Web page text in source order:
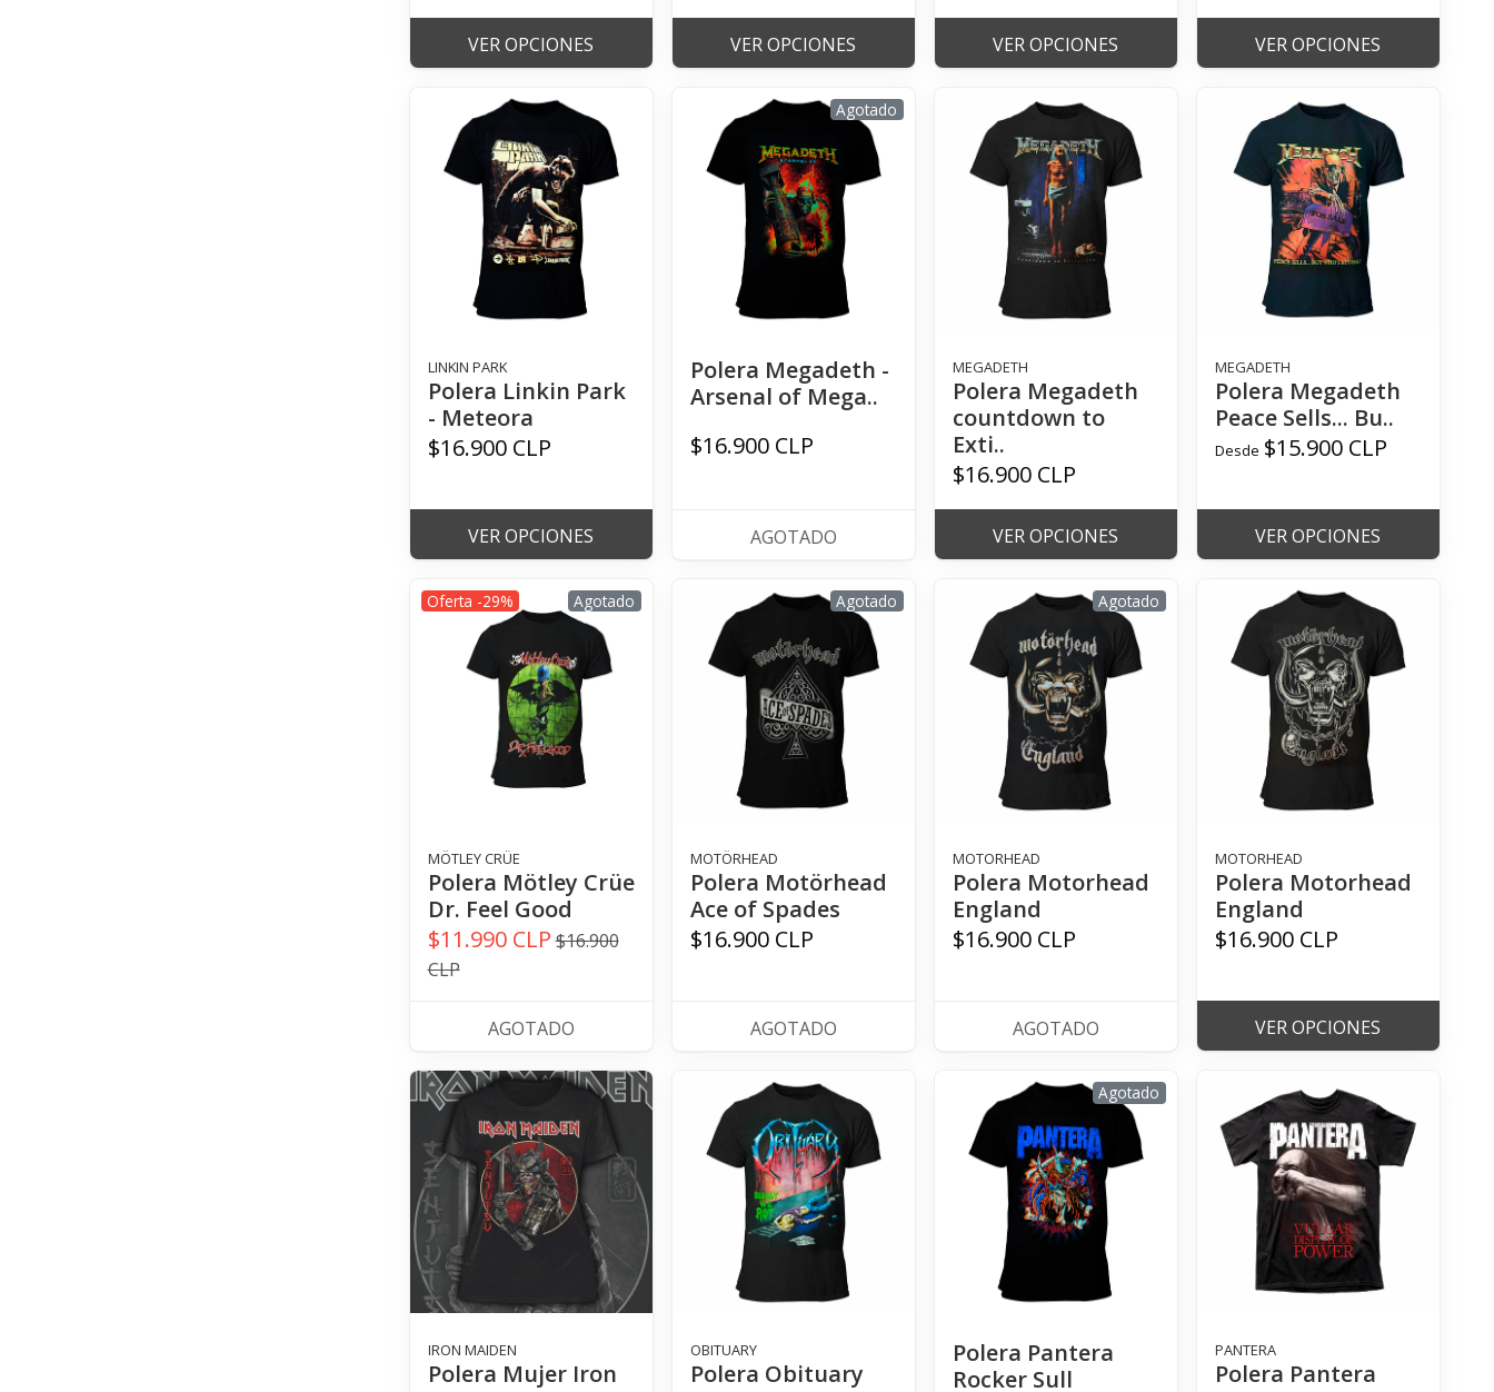
VER OPCIONES VER OPCIONES VER OPCIONES VER OPCIONES
LINKIN PARK
Polera Linkin Park
- Meteora
$16.900 CLP
VER OPCIONES
Agotado
Polera Megadeth -
Arsenal of Mega..
$16.900 CLP
AGOTADO
MEGADETH
Polera Megadeth
countdown to
Exti..
$16.900 CLP
VER OPCIONES
MEGADETH
Polera Megadeth
Peace Sells... Bu..
Desde $15.900 CLP
VER OPCIONES
Oferta -29% Agotado
MÖTLEY CRÜE
Polera Mötley Crüe
Dr. Feel Good
$11.990 CLP $16.900
CLP
AGOTADO
Agotado
MOTÖRHEAD
Polera Motörhead
Ace of Spades
$16.900 CLP
AGOTADO
Agotado
MOTORHEAD
Polera Motorhead
England
$16.900 CLP
AGOTADO
MOTORHEAD
Polera Motorhead
England
$16.900 CLP
VER OPCIONES
IRON MAIDEN
Polera Mujer Iron
OBITUARY
Polera Obituary
Agotado
Polera Pantera
Rocker Sull
PANTERA
Polera Pantera